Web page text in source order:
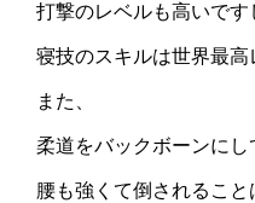
打撃のレベルも高いです
寝技のスキルは世界最高
また、
柔道をバックボーンにし
腰も強くて倒されること